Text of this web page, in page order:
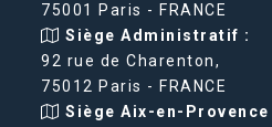
75001 Paris - FRANCE
Siège Administratif :
92 rue de Charenton,
75012 Paris - FRANCE
Siège Aix-en-Provence